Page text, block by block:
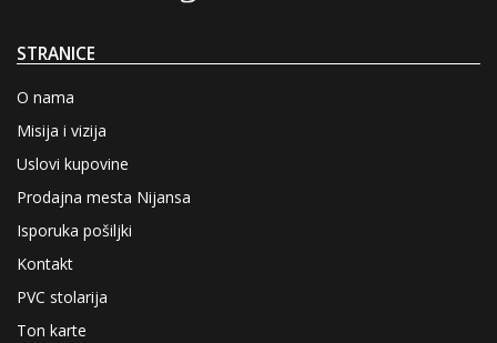
STRANICE
O nama
Misija i vizija
Uslovi kupovine
Prodajna mesta Nijansa
Isporuka pošiljki
Kontakt
PVC stolarija
Ton karte